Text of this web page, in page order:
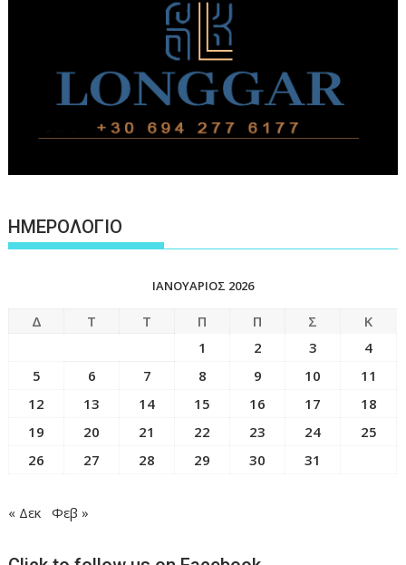
ΗΜΕΡΟΛΟΓΙΟ
ΙΑΝΟΥΆΡΙΟΣ 2026
Δ Τ Τ Π Π Σ
Κ
1
2 3
4
5
6 7 8 9 10
11
12
13 14 15 16 17
18
19
20 21 22 23 24
25
26
27 28 29 30 31
« Δεκ Φεβ »